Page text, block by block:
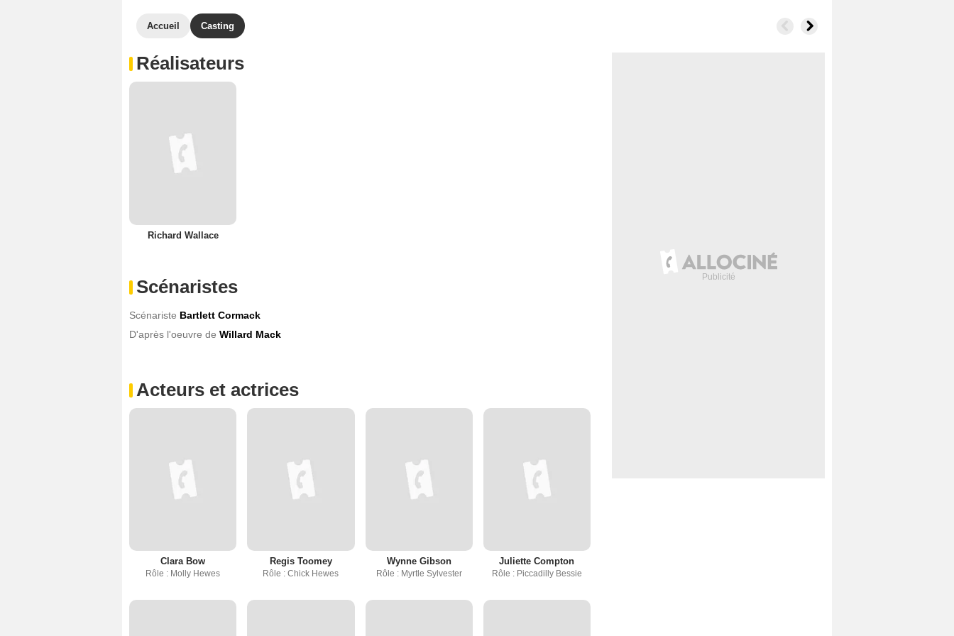
Accueil Casting
Réalisateurs
Richard Wallace
Scénaristes
Scénariste Bartlett Cormack
D'après l'oeuvre de Willard Mack
Acteurs et actrices
Clara Bow
Rôle : Molly Hewes
Regis Toomey
Rôle : Chick Hewes
Wynne Gibson
Rôle : Myrtle Sylvester
Juliette Compton
Rôle : Piccadilly Bessie